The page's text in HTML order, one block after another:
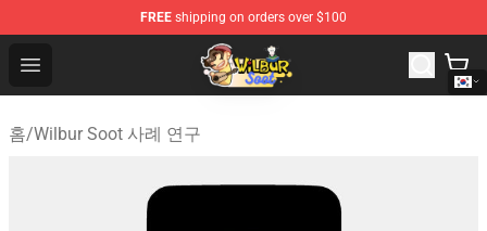
FREE shipping on orders over $100
Open menu
Wilbur Soot Shop - Official Wilbur Soot Merchandise
홈/Wilbur Soot 사례 연구